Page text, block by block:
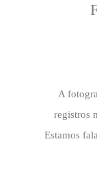
A
registros
Estamos